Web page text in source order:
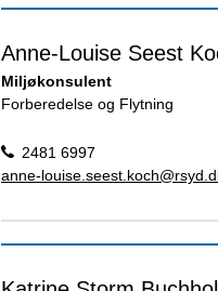
Anne-Louise Seest
Miljøkonsulent
Forberedelse og Flytning
2481 6997
anne-